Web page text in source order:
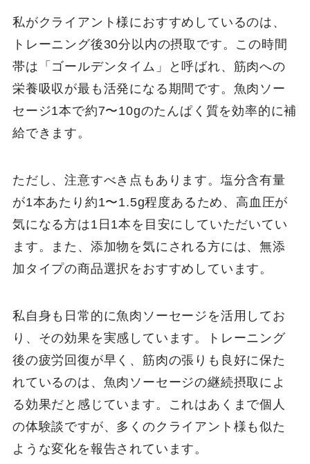
私がクライアント様におすすめしているのは、
トレーニング後30分以内の摂取です。この時間
帯は「ゴールデンタイム」と呼ばれ、筋肉への
栄養吸収が最も活発になる期間です。魚肉ソー
セージ1本で約7〜10gのたんぱく質を効率的に補
給できます。
ただし、注意すべき点もあります。塩分含有量
が1本あたり約1〜1.5g程度あるため、高血圧が
気になる方は1日1本を目安にしていただいてい
ます。また、添加物を気にされる方には、無添
加タイプの商品選択をおすすめしています。
私自身も日常的に魚肉ソーセージを活用してお
り、その効果を実感しています。トレーニング
後の疲労回復が早く、筋肉の張りも良好に保た
れているのは、魚肉ソーセージの継続摂取によ
る効果だと感じています。これはあくまで個人
の体験談ですが、多くのクライアント様も似た
ような変化を報告されています。